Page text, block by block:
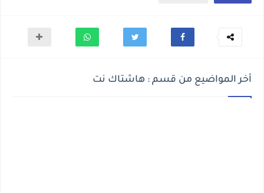
أخر المواضيع من قسم : هاشتاك نت